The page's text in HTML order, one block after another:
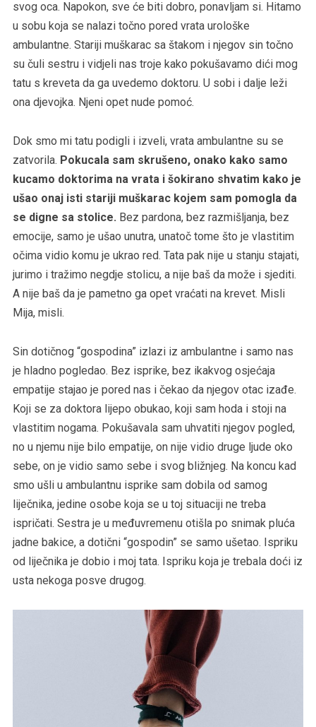
svog oca. Napokon, sve će biti dobro, ponavljam si. Hitamo
u sobu koja se nalazi točno pored vrata urološke
ambulantne. Stariji muškarac sa štakom i njegov sin točno
su čuli sestru i vidjeli nas troje kako pokušavamo dići mog
tatu s kreveta da ga uvedemo doktoru. U sobi i dalje leži
ona djevojka. Njeni opet nude pomoć.
Dok smo mi tatu podigli i izveli, vrata ambulantne su se
zatvorila. Pokucala sam skrušeno, onako kako samo
kucamo doktorima na vrata i šokirano shvatim kako je
ušao onaj isti stariji muškarac kojem sam pomogla da
se digne sa stolice. Bez pardona, bez razmišljanja, bez
emocije, samo je ušao unutra, unatoč tome što je vlastitim
očima vidio komu je ukrao red. Tata pak nije u stanju stajati,
jurimo i tražimo negdje stolicu, a nije baš da može i sjediti.
A nije baš da je pametno ga opet vraćati na krevet. Misli
Mija, misli.
Sin dotičnog “gospodina” izlazi iz ambulantne i samo nas
je hladno pogledao. Bez isprike, bez ikakvog osjećaja
empatije stajao je pored nas i čekao da njegov otac izađe.
Koji se za doktora lijepo obukao, koji sam hoda i stoji na
vlastitim nogama. Pokušavala sam uhvatiti njegov pogled,
no u njemu nije bilo empatije, on nije vidio druge ljude oko
sebe, on je vidio samo sebe i svog bližnjeg. Na koncu kad
smo ušli u ambulantnu isprike sam dobila od samog
liječnika, jedine osobe koja se u toj situaciji ne treba
ispričati. Sestra je u međuvremenu otišla po snimak pluća
jadne bakice, a dotični “gospodin” se samo ušetao. Ispriku
od liječnika je dobio i moj tata. Ispriku koja je trebala doći iz
usta nekoga posve drugog.